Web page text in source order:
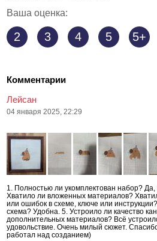
Ваша оценка:
2 3 4 5 5+
Комментарии
Лейсан
04 января 2025, 22:29
1. Полностью ли укомплектован набор?
Хватило ли вложенных материалов?
или ошибок в схеме, ключе или
схема? Удобна. 5. Устроило ли качество
дополнительных материалов? Всё
удовольствие. Очень милый сюжет.
работал над созданием)